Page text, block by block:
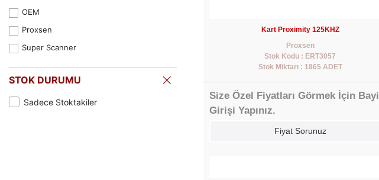
OEM
Proxsen
Super Scanner
STOK DURUMU
Sadece Stoktakiler
Kart Proximity 125KHZ
Proxsen
Stok Kodu : ERT3057
Stok Miktarı : 1865 ADET
Size Özel Fiyatları Görmek İçin Bayi
Girişi Yapınız.
Fiyat Sorunuz